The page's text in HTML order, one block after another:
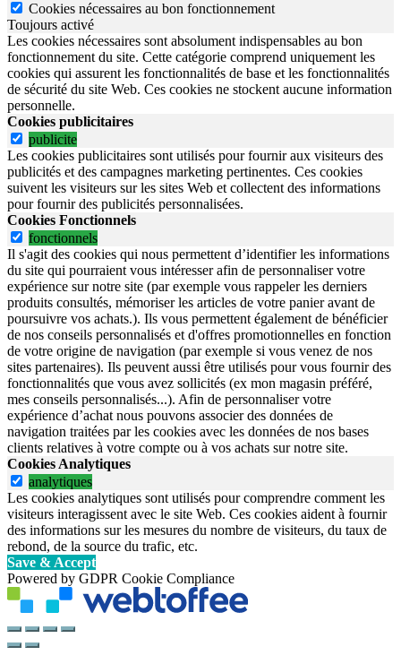
Cookies nécessaires au bon fonctionnement
Toujours activé
Les cookies nécessaires sont absolument indispensables au bon
fonctionnement du site. Cette catégorie comprend uniquement les
cookies qui assurent les fonctionnalités de base et les fonctionnalités
de sécurité du site Web. Ces cookies ne stockent aucune information
personnelle.
Cookies publicitaires
publicite
Les cookies publicitaires sont utilisés pour fournir aux visiteurs des
publicités et des campagnes marketing pertinentes. Ces cookies
suivent les visiteurs sur les sites Web et collectent des informations
pour fournir des publicités personnalisées.
Cookies Fonctionnels
fonctionnels
Il s'agit des cookies qui nous permettent d’identifier les informations
du site qui pourraient vous intéresser afin de personnaliser votre
expérience sur notre site (par exemple vous rappeler les derniers
produits consultés, mémoriser les articles de votre panier avant de
poursuivre vos achats.). Ils vous permettent également de bénéficier
de nos conseils personnalisés et d'offres promotionnelles en fonction
de votre origine de navigation (par exemple si vous venez de nos
sites partenaires). Ils peuvent aussi être utilisés pour vous fournir des
fonctionnalités que vous avez sollicités (ex mon magasin préféré,
mes conseils personnalisés...). Afin de personnaliser votre
expérience d’achat nous pouvons associer des données de
navigation traitées par les cookies avec les données de nos bases
clients relatives à votre compte ou à vos achats sur notre site.
Cookies Analytiques
analytiques
Les cookies analytiques sont utilisés pour comprendre comment les
visiteurs interagissent avec le site Web. Ces cookies aident à fournir
des informations sur les mesures du nombre de visiteurs, du taux de
rebond, de la source du trafic, etc.
Save & Accept
Powered by GDPR Cookie Compliance